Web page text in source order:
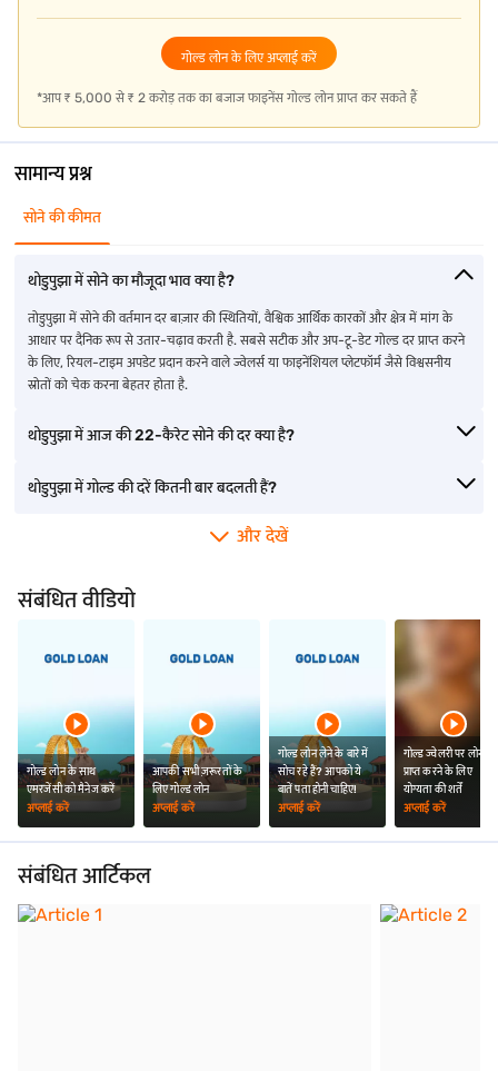
भारतीय राज्यों और केंद्रशासित प्रदेशों में सोने के भाव के बारे में जानें
हरियाणा में सोने का भाव मिज़ोरम में सोने का भाव पश्चिम बंगाल में सोने का भाव
हिमाचल प्रदेश में गोल्ड दर नागालैंड में गोल्ड दर पंजाब में सोने का भाव
मेघालय में गोल्ड की दर
चिकमगलूर में गोल्ड दर रेवाड़ी में गोल्ड दर गाजुवाका में गोल्ड दर
गोल्ड लोन के लिए अप्लाई करें
*आप ₹ 5,000 से ₹ 2 करोड़ तक का बजाज फाइनेंस गोल्ड लोन प्राप्त कर सकते हैं
सामान्य प्रश्न
सोने की कीमत
थोडुपुझा में सोने का मौजूदा भाव क्या है?
तोडुपुझा में सोने की वर्तमान दर बाज़ार की स्थितियों, वैश्विक आर्थिक कारकों और क्षेत्र में मांग के
आधार पर दैनिक रूप से उतार-चढ़ाव करती है. सबसे सटीक और अप-टू-डेट गोल्ड दर प्राप्त करने
के लिए, रियल-टाइम अपडेट प्रदान करने वाले ज्वेलर्स या फाइनेंशियल प्लेटफॉर्म जैसे विश्वसनीय
स्रोतों को चेक करना बेहतर होता है.
थोडुपुझा में आज की 22-कैरेट सोने की दर क्या है?
थोडुपुझा में गोल्ड की दरें कितनी बार बदलती हैं?
और देखें
संबंधित वीडियो
गोल्ड लोन के साथ
एमरजेंसी को मैनेज करें
अप्लाई करें
आपकी सभी ज़रूरतों के
लिए गोल्ड लोन
अप्लाई करें
गोल्ड लोन लेने के बारे में
सोच रहे हैं? आपको ये
बातें पता होनी चाहिए!
अप्लाई करें
गोल्ड ज्वेलरी पर लोन
प्राप्त करने के लिए
योग्यता की शर्तें
अप्लाई करें
संबंधित आर्टिकल